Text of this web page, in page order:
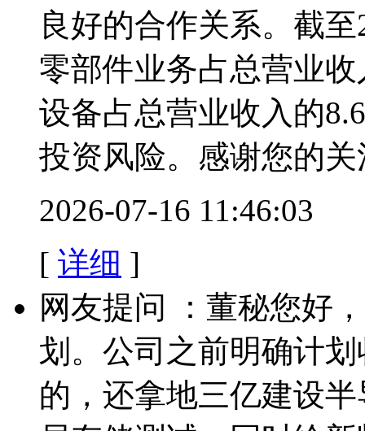
良好的合作关系。截
零部件业务占总营业
设备占总营业收入的
投资风险。感谢您的关
2026-07-16 11:46:03
[ 详细 ]
网友提问 ：董秘您好
划。公司之前明确计
的，还拿地三亿建设